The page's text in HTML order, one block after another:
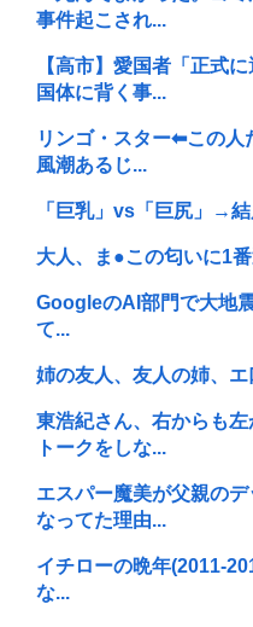
事件起こされ...
【高市】愛国者「正式
国体に背く事...
リンゴ・スター⬅︎この人
風潮あるじ...
「巨乳」vs「巨尻」→
大人、ま●この匂いに1
GoogleのAI部門で大地
て...
姉の友人、友人の姉、エ
東浩紀さん、右からも
トークをしな...
エスパー魔美が父親の
なってた理由...
イチローの晩年(2011-
な...